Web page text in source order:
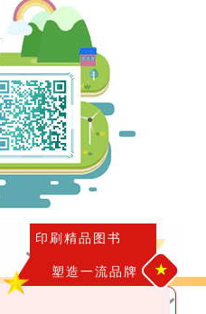
印刷精品图书
塑造一流品牌 ★